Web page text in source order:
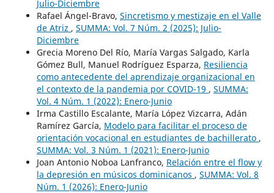
Julio-Diciembre
Rafael Ángel-Bravo, Sincretismo y mestizaje en el Valle
de Atriz , SUMMA: Vol. 7 Núm. 2 (2025): Julio-
Diciembre
Grecia Moreno Del Río, María Vargas Salgado, Karla
Gómez Bull, Manuel Rodríguez Esparza, Resiliencia
como antecedente del aprendizaje organizacional en
el contexto de la pandemia por COVID-19 , SUMMA:
Vol. 4 Núm. 1 (2022): Enero-Junio
Irma Castillo Escalante, María López Vizcarra, Adán
Ramírez García, Modelo para facilitar el proceso de
orientación vocacional en estudiantes de bachillerato ,
SUMMA: Vol. 3 Núm. 1 (2021): Enero-Junio
Joan Antonio Noboa Lanfranco, Relación entre el flow y
la depresión en músicos dominicanos , SUMMA: Vol. 8
Núm. 1 (2026): Enero-Junio